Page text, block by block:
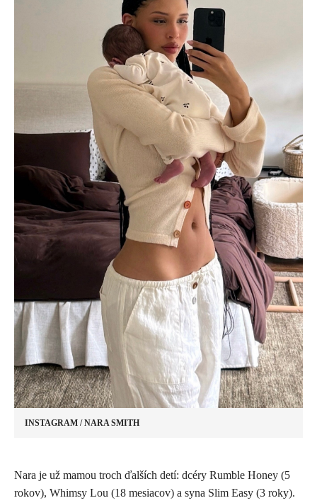
INSTAGRAM / NARA SMITH
​Nara je už mamou troch ďalších detí: dcéry Rumble Honey (5
rokov), Whimsy Lou (18 mesiacov) a syna Slim Easy (3 roky).